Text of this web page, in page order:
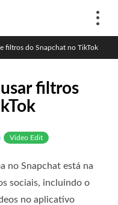
filtros do Snapchat no TikTok
filtros
Video Edit
no Snapchat está na
sociais, incluindo o
no aplicativo